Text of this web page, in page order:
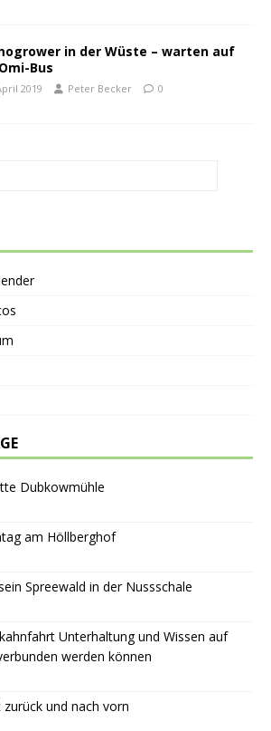
in der Wüste – warten auf
Bus
2019 Peter Becker 0
Dubkowmühle
am Höllberghof
Spreewald in der Nussschale
Unterhaltung und Wissen auf
werden können
und nach vorn